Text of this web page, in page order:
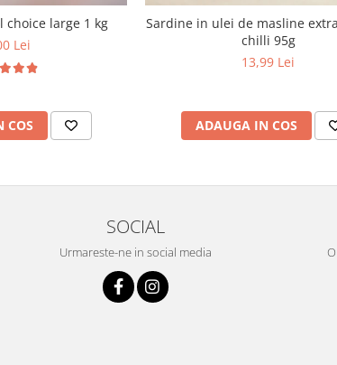
choice large 1 kg
Lei
COS
Sardine in ulei de masline
chilli 95g
13,99 Lei
ADAUGA IN COS
SOCIAL
Urmareste-ne in social media